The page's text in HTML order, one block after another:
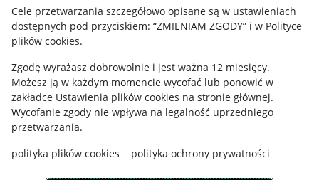
Cele przetwarzania szczegółowo opisane są w ustawieniach
dostępnych pod przyciskiem: “ZMIENIAM ZGODY” i w Polityce
plików cookies.
Zgodę wyrażasz dobrowolnie i jest ważna 12 miesięcy.
Możesz ją w każdym momencie wycofać lub ponowić w
zakładce Ustawienia plików cookies na stronie głównej.
Wycofanie zgody nie wpływa na legalność uprzedniego
przetwarzania.
polityka plików cookies
polityka ochrony prywatności
Udostępnianie lokalizacji
Informacje dla Aktu o Usługach Cyfrowych
Pobierz aplikację